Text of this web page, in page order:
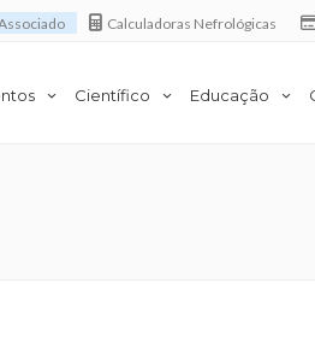
Calculadoras Nefrológicas
Científico Educação